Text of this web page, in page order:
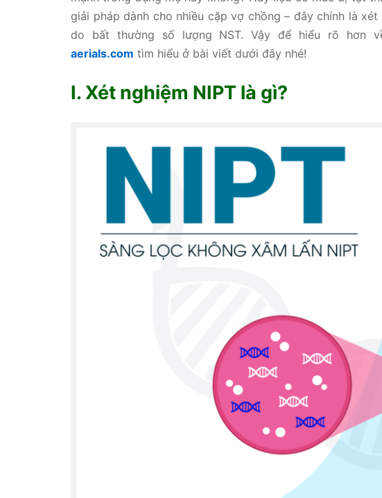
giải pháp dành cho nhiều cặp vợ chồng – đây chính là
do bất thường số lượng NST. Vậy để hiểu rõ hơn
aerials.com tìm hiểu ở bài viết dưới đây nhé!
I. Xét nghiệm NIPT là gì?